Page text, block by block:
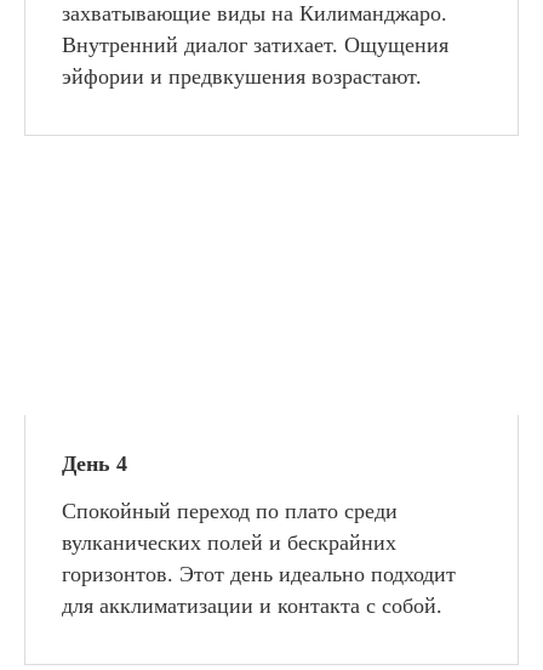
захватывающие виды на Килиманджаро.
Внутренний диалог затихает. Ощущения
эйфории и предвкушения возрастают.
День 4
Спокойный переход по плато среди
вулканических полей и бескрайних
горизонтов. Этот день идеально подходит
для акклиматизации и контакта с собой.